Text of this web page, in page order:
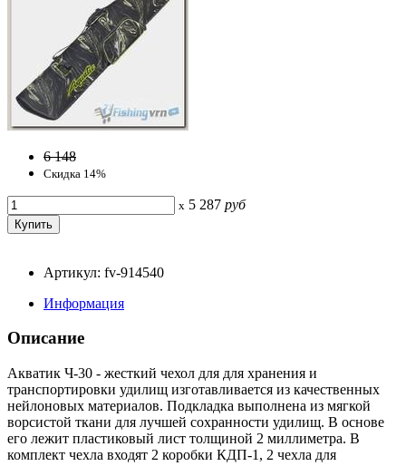
6 148
Скидка 14%
x 5 287 руб
Артикул: fv-914540
Информация
Описание
Акватик Ч-30 - жесткий чехол для для хранения и
транспортировки удилищ изготавливается из качественных
нейлоновых материалов. Подкладка выполнена из мягкой
ворсистой ткани для лучшей сохранности удилищ. В основе
его лежит пластиковый лист толщиной 2 миллиметра. В
комплект чехла входят 2 коробки КДП-1, 2 чехла для